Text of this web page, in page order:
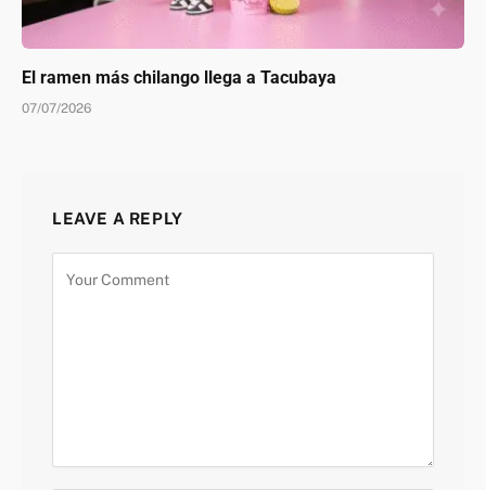
El ramen más chilango llega a Tacubaya
07/07/2026
LEAVE A REPLY